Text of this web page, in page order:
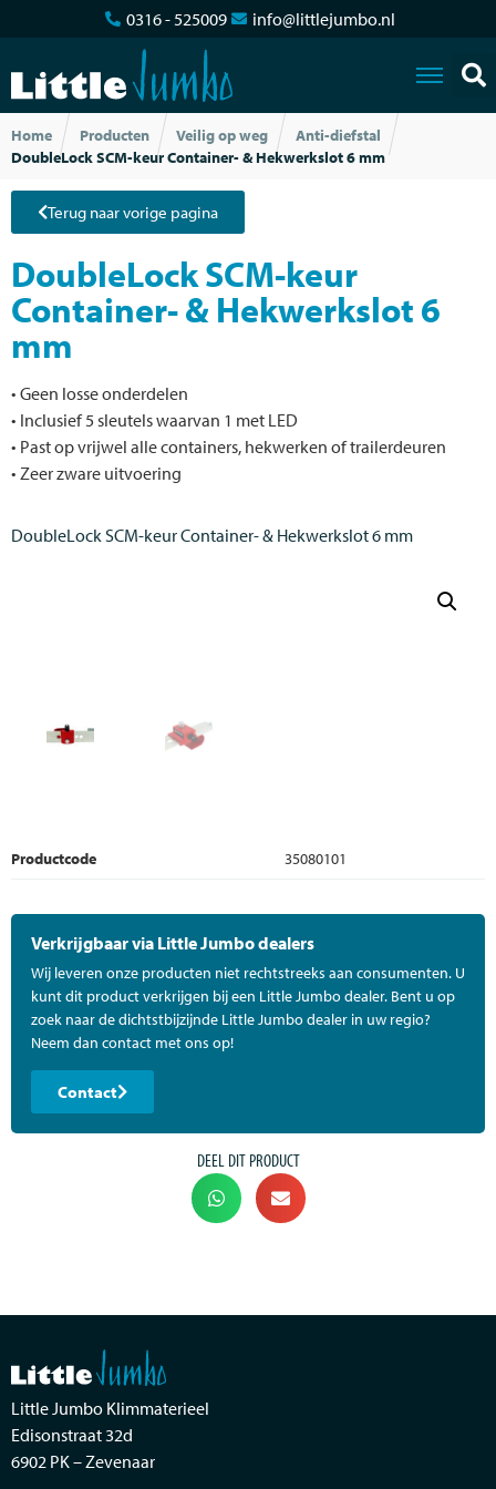
0316 - 525009 info@littlejumbo.nl
Home Producten Veilig op weg
Anti-diefstal
DoubleLock SCM-keur Container- & Hekwerkslot 6 mm
Terug naar vorige pagina
DoubleLock SCM-keur
Container- & Hekwerkslot 6
mm
• Geen losse onderdelen
• Inclusief 5 sleutels waarvan 1 met LED
• Past op vrijwel alle containers, hekwerken of trailerdeuren
• Zeer zware uitvoering
DoubleLock SCM-keur Container- & Hekwerkslot 6 mm
Productcode 35080101
Verkrijgbaar via Little Jumbo dealers
Wij leveren onze producten niet rechtstreeks aan consumenten. U
kunt dit product verkrijgen bij een Little Jumbo dealer. Bent u op
zoek naar de dichtstbijzijnde Little Jumbo dealer in uw regio?
Neem dan contact met ons op!
Contact
DEEL DIT PRODUCT
Little Jumbo Klimmaterieel
Edisonstraat 32d
6902 PK – Zevenaar